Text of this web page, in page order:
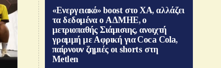
«Ενεργειακό» boost στο ΧΑ, αλλάζει
τα δεδομένα ο ΑΔΜΗΕ, ο
μετριοπαθής Σιάμισιης, ανοιχτή
γραμμή με Αφρική για Coca Cola,
παίρνουν ζημιές οι shorts στη
Metlen